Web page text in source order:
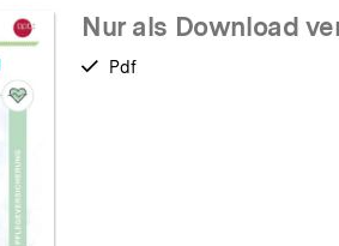
Nur als Download
verfügbar
Pdf